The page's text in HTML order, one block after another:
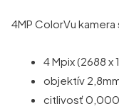
4MP ColorVu
4 Mpix (2688 x
objektív
citlivosť